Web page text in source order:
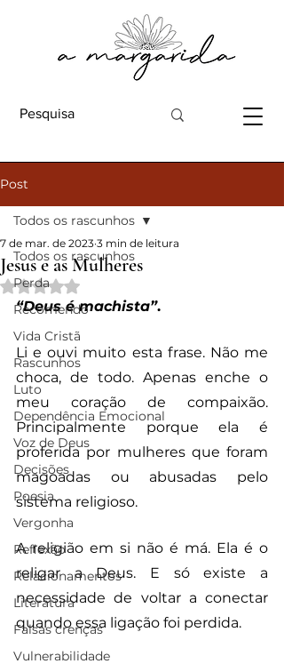
Post
Todos os rascunhos
Perda
Recomendo
Vida Cristã
Rascunhos
Luto
Dependência Emocional
Voz de Deus
Decisões
Poesia
Vergonha
Reflexão
Relacionamentos
Literatura
Falsas crenças
Vulnerabilidade
Todos os rascunhos
Jesus e as Mulheres
7 de mar. de 2023 3 min de leitura
Avaliado com NaN de 5 estrelas.
“Deus é machista”.
Li e ouvi muito esta frase. Não me
choca, de todo. Apenas enche o
meu coração de compaixão.
Principalmente porque ela é
proferida por mulheres que foram
magoadas ou abusadas pelo
sistema religioso.
A religião em si não é má. Ela é o
religar a Deus. E só existe a
necessidade de voltar a conectar
quando essa ligação foi perdida.